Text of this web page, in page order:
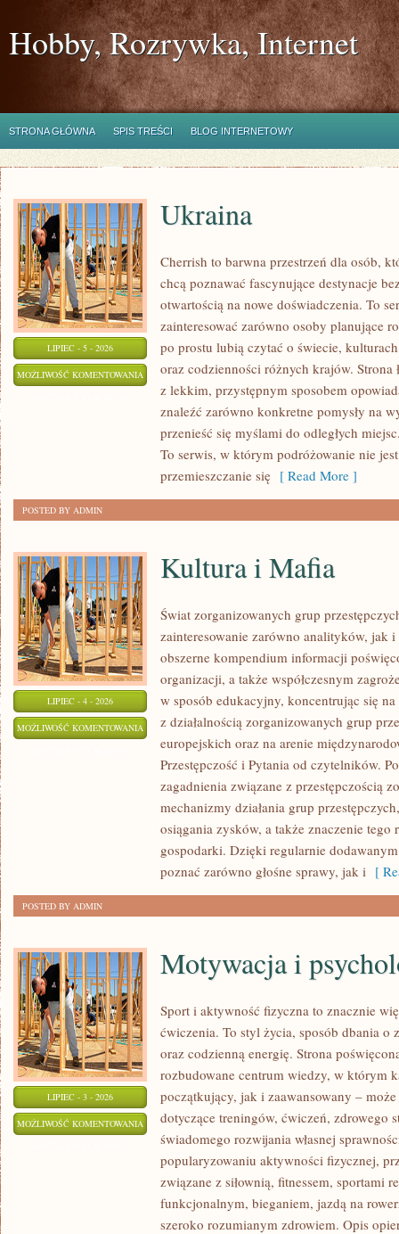
Hobby, Rozrywka, Internet
STRONA GŁÓWNA SPIS TREŚCI BLOG INTERNETOWY
LIPIEC - 5 - 2026
MOŻLIWOŚĆ KOMENTOWANIA UKRAINA
Ukraina
Cherrish to barwna przestrzeń dla osób,
chcą poznawać fascynujące destynacje
otwartością na nowe doświadczenia. To
zainteresować zarówno osoby planujące
po prostu lubią czytać o świecie,
oraz codzienności różnych krajów. Strona
z lekkim, przystępnym sposobem
znaleźć zarówno konkretne pomysły na
przenieść się myślami do odległych
To serwis, w którym podróżowanie nie
przemieszczanie się [ Read More ]
POSTED BY ADMIN
LIPIEC - 4 - 2026
MOŻLIWOŚĆ KOMENTOWANIA KULTURA
MAFIA
Kultura i Mafia
Świat zorganizowanych grup
zainteresowanie zarówno analityków, jak
obszerne kompendium informacji
organizacji, a także współczesnym
w sposób edukacyjny, koncentrując się
z działalnością zorganizowanych grup
europejskich oraz na arenie
Przestępczość i Pytania od czytelników.
zagadnienia związane z przestępczością
mechanizmy działania grup
osiągania zysków, a także znaczenie tego
gospodarki. Dzięki regularnie
poznać zarówno głośne sprawy, jak i [
POSTED BY ADMIN
LIPIEC - 3 - 2026
MOŻLIWOŚĆ KOMENTOWANIA MOTYWACJA
PSYCHOLOGIA
SPORTU
Motywacja i
Sport i aktywność fizyczna to znacznie
ćwiczenia. To styl życia, sposób dbania o
oraz codzienną energię. Strona
rozbudowane centrum wiedzy, w którym
początkujący, jak i zaawansowany –
dotyczące treningów, ćwiczeń, zdrowego
świadomego rozwijania własnej
popularyzowaniu aktywności fizycznej,
związane z siłownią, fitnessem, sportami
funkcjonalnym, bieganiem, jazdą na
szeroko rozumianym zdrowiem. Opis